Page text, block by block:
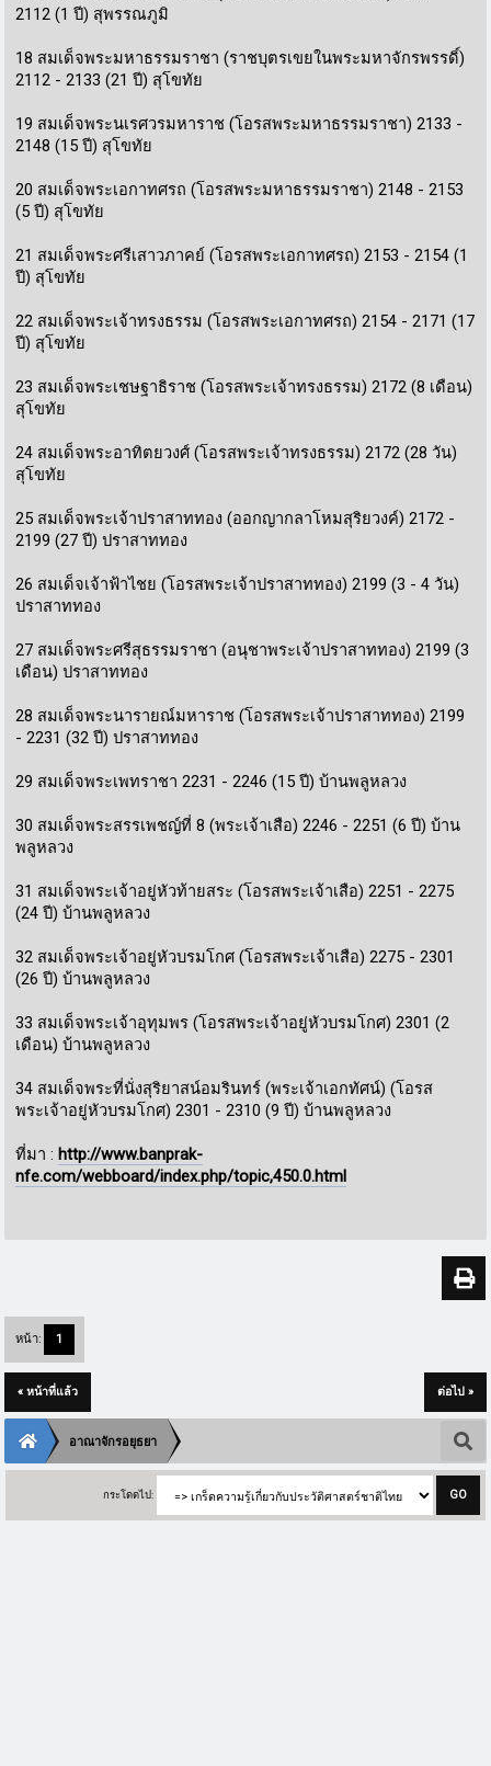
2112 (1 ปี) สุพรรณภูมิ
18 สมเด็จพระมหาธรรมราชา (ราชบุตรเขยในพระมหาจักรพรรดิ์)
2112 - 2133 (21 ปี) สุโขทัย
19 สมเด็จพระนเรศวรมหาราช (โอรสพระมหาธรรมราชา) 2133 -
2148 (15 ปี) สุโขทัย
20 สมเด็จพระเอกาทศรถ (โอรสพระมหาธรรมราชา) 2148 - 2153
(5 ปี) สุโขทัย
21 สมเด็จพระศรีเสาวภาคย์ (โอรสพระเอกาทศรถ) 2153 - 2154 (1
ปี) สุโขทัย
22 สมเด็จพระเจ้าทรงธรรม (โอรสพระเอกาทศรถ) 2154 - 2171 (17
ปี) สุโขทัย
23 สมเด็จพระเชษฐาธิราช (โอรสพระเจ้าทรงธรรม) 2172 (8 เดือน)
สุโขทัย
24 สมเด็จพระอาทิตยวงศ์ (โอรสพระเจ้าทรงธรรม) 2172 (28 วัน)
สุโขทัย
25 สมเด็จพระเจ้าปราสาททอง (ออกญากลาโหมสุริยวงค์) 2172 -
2199 (27 ปี) ปราสาททอง
26 สมเด็จเจ้าฟ้าไชย (โอรสพระเจ้าปราสาททอง) 2199 (3 - 4 วัน)
ปราสาททอง
27 สมเด็จพระศรีสุธรรมราชา (อนุชาพระเจ้าปราสาททอง) 2199 (3
เดือน) ปราสาททอง
28 สมเด็จพระนารายณ์มหาราช (โอรสพระเจ้าปราสาททอง) 2199
- 2231 (32 ปี) ปราสาททอง
29 สมเด็จพระเพทราชา 2231 - 2246 (15 ปี) บ้านพลูหลวง
30 สมเด็จพระสรรเพชญ์ที่ 8 (พระเจ้าเสือ) 2246 - 2251 (6 ปี) บ้าน
พลูหลวง
31 สมเด็จพระเจ้าอยู่หัวท้ายสระ (โอรสพระเจ้าเสือ) 2251 - 2275
(24 ปี) บ้านพลูหลวง
32 สมเด็จพระเจ้าอยู่หัวบรมโกศ (โอรสพระเจ้าเสือ) 2275 - 2301
(26 ปี) บ้านพลูหลวง
33 สมเด็จพระเจ้าอุทุมพร (โอรสพระเจ้าอยู่หัวบรมโกศ) 2301 (2
เดือน) บ้านพลูหลวง
34 สมเด็จพระที่นั่งสุริยาสน์อมรินทร์ (พระเจ้าเอกทัศน์) (โอรส
พระเจ้าอยู่หัวบรมโกศ) 2301 - 2310 (9 ปี) บ้านพลูหลวง
ที่มา : http://www.banprak-
nfe.com/webboard/index.php/topic,450.0.html
หน้า: 1
« หน้าที่แล้ว ต่อไป »
อาณาจักรอยุธยา
กระโดดไป: